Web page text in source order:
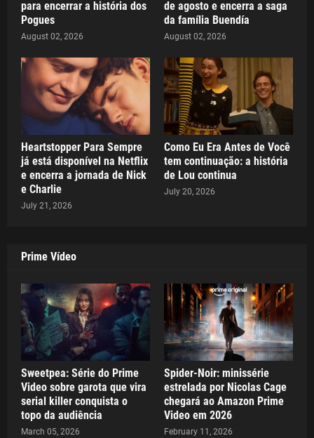
para encerrar a história dos
Pogues
August 02, 2026
de agosto e encerra a saga
da família Buendía
August 02, 2026
Heartstopper Para Sempre
já está disponível na Netflix
e encerra a jornada de Nick
e Charlie
July 21, 2026
Como Eu Era Antes de Você
tem continuação: a história
de Lou continua
July 20, 2026
Prime Vídeo
Sweetpea: Série do Prime
Video sobre garota que vira
serial killer conquista o
topo da audiência
March 05, 2026
Spider-Noir: minissérie
estrelada por Nicolas Cage
chegará ao Amazon Prime
Video em 2026
February 11, 2026